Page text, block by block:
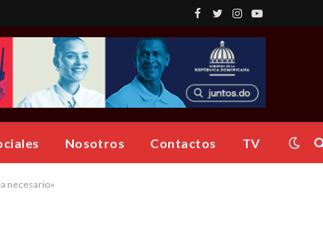
Facebook
TwitterInstagram
YouTube
Nosotros Contactos TV
necesario»